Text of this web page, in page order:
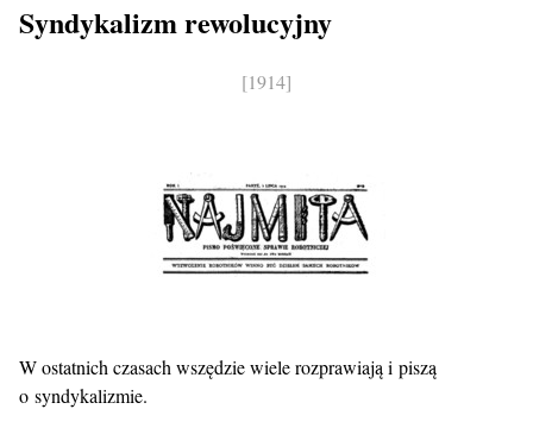
Syndykalizm rewolucyjny
[1914]
W ostatnich czasach wszędzie wiele rozprawiają i piszą
o syndykalizmie.